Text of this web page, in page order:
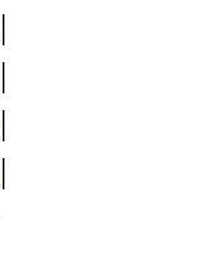
|
|
|
|